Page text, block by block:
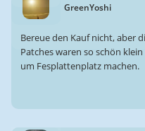
GreenYoshi
Bereue den Kauf nicht, aber
Patches waren so schön
um Fesplattenplatz machen.